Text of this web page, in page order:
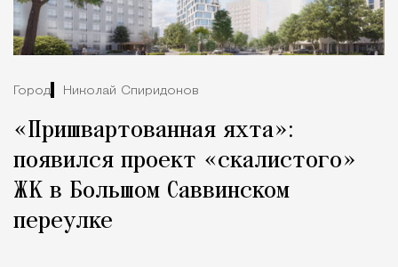
Город Николай Спиридонов
«Пришвартованная яхта»:
появился проект «скалистого»
ЖК в Большом Саввинском
переулке